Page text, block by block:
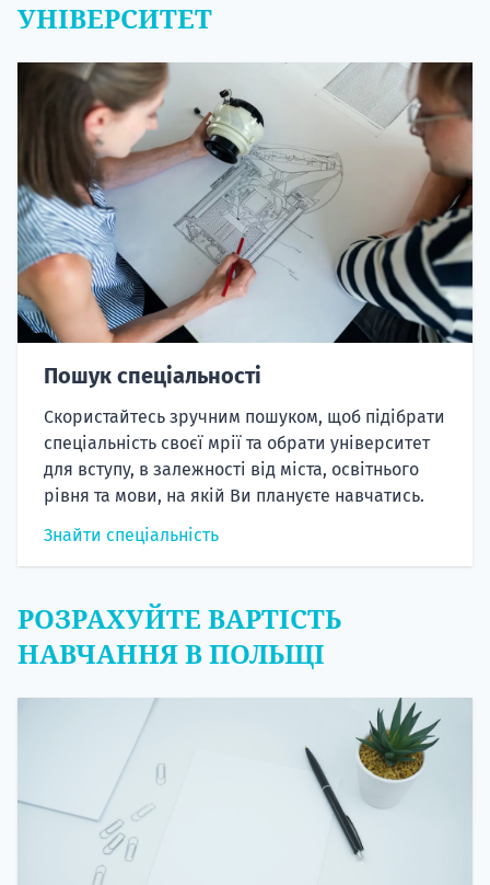
УНІВЕРСИТЕТ
Пошук спеціальності
Скористайтесь зручним пошуком, щоб підібрати
спеціальність своєї мрії та обрати університет
для вступу, в залежності від міста, освітнього
рівня та мови, на якій Ви плануєте навчатись.
Знайти спеціальність
РОЗРАХУЙТЕ ВАРТІСТЬ
НАВЧАННЯ В ПОЛЬЩІ